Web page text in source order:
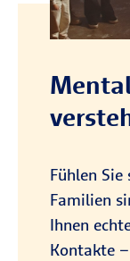
Fühlen
Familien
Ihnen
Kontakte